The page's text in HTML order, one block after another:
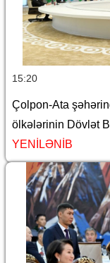
15:20
Çolpon-Ata
ölkələrinin Dövlət
YENİLƏNİB